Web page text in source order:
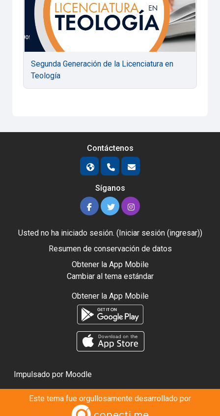
Segunda Generación de la Licenciatura en
Teología
Contáctenos
Síganos
Usted no ha iniciado sesión. (Iniciar sesión (ingresar))
Resumen de conservación de datos
Obtener la App Mobile
Cambiar al tema estándar
Obtener la App Mobile
Impulsado por Moodle
Este tema fue orgullosamente desarrollado por